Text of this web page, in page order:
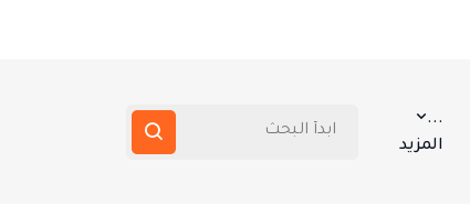
...
المزيد